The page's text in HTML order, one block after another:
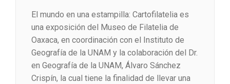
El mundo en una estampilla: Cartofilatelia es
una exposición del Museo de Filatelia de
Oaxaca, en coordinación con el Instituto de
Geografía de la UNAM y la colaboración del Dr.
en Geografía de la UNAM, Álvaro Sánchez
Crispín, la cual tiene la finalidad de llevar una